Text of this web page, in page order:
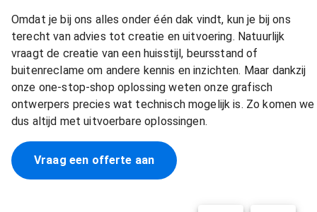
Omdat je bij ons alles onder één dak vindt, kun je bij ons
terecht van advies tot creatie en uitvoering. Natuurlijk
vraagt de creatie van een huisstijl, beursstand of
buitenreclame om andere kennis en inzichten. Maar dankzij
onze one-stop-shop oplossing weten onze grafisch
ontwerpers precies wat technisch mogelijk is. Zo komen we
dus altijd met uitvoerbare oplossingen.
Vraag een offerte aan